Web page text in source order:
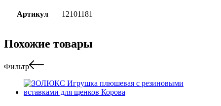
Артикул 12101181
Похожие товары
Фильтр